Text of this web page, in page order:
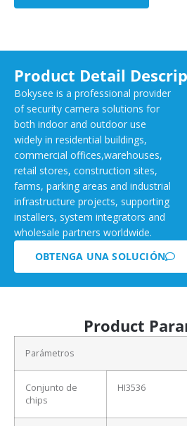
Product Detail
Bokysee is a professional provider
of security camera solutions for
both indoor and outdoor use
widely in residential buildings,
commercial offices,warehouses,
retail stores, construction sites,
farms, parking areas and industrial
infrastructure projects, supporting
installers, system integrators and
wholesale partners worldwide.
OBTENGA UNA SOLUCIÓN
Product
Parámetros
Conjunto de
chips
HI3536